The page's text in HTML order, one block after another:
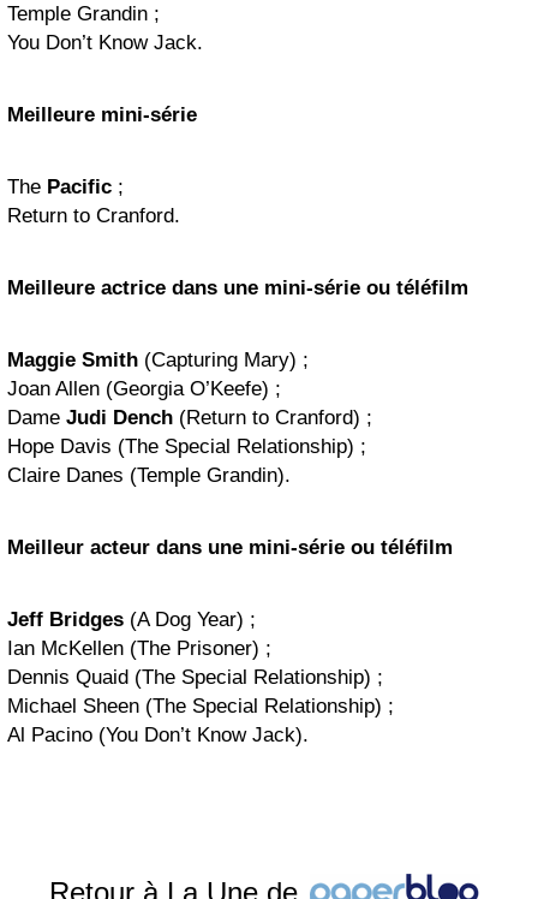
Temple Grandin ;
You Don’t Know Jack.
Meilleure mini-série
The Pacific ;
Return to Cranford.
Meilleure actrice dans une mini-série ou téléfilm
Maggie Smith (Capturing Mary) ;
Joan Allen (Georgia O’Keefe) ;
Dame Judi Dench (Return to Cranford) ;
Hope Davis (The Special Relationship) ;
Claire Danes (Temple Grandin).
Meilleur acteur dans une mini-série ou téléfilm
Jeff Bridges (A Dog Year) ;
Ian McKellen (The Prisoner) ;
Dennis Quaid (The Special Relationship) ;
Michael Sheen (The Special Relationship) ;
Al Pacino (You Don’t Know Jack).
Retour à La Une de